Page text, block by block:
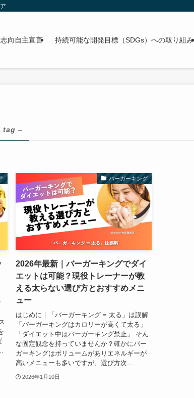
向自主宣言 持続可能な開発目標（SDGs）への取り組み
tag –
バーガーキング
2026年最新｜バーガーキングでダイ
エットは可能？現役トレーナーが教
える太らない選び方とおすすめメニ
ュー
はじめに｜「バーガーキング = 太る」は誤解
「バーガーキングはカロリーが高くて太る」
「ダイエット中はバーガーキング禁止」 そん
な固定観念を持っていませんか？確かにバー
ガーキングはボリュームがありエネルギーが
高いメニューも多いですが、選び方次...
2026年1月10日